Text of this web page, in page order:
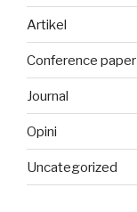
Artikel
Conference paper
Journal
Opini
Uncategorized